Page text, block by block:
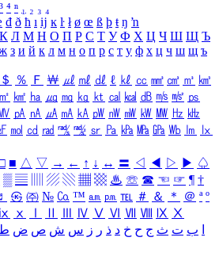
³ ⁴ ⁿ ₁ ₂ ₃ ₄
đ ð ħ ı ĳ ĸ ŀ ł ø œ ß þ ŧ ŋ ŉ
К Л М Н О П Р С Т У Ф Х Ц Ч Ш Щ Ъ
з и й к л м н о п р с т у ф х ц ч ш щ ъ
＄ ％ Ｆ ￦ ㎕ ㎖ ㎗ ℓ ㎘ ㏄ ㎣ ㎤ ㎥ ㎦
㎡ ㎢ ㏊ ㎍ ㎎ ㎏ ㏏ ㎈ ㎉ ㏈ ㎧ ㎨ ㎰
㎹ ㎀ ㎁ ㎂ ㎃ ㎄ ㎺ ㎻ ㎽ ㎾ ㎿ ㎐ ㎑
㏖ ㏅ ㎭ ㎮ ㎯ ㏛ ㎩ ㎪ ㎫ ㎬ ㏝ ㏐
㏓
■ △ ▽ → ← ↑ ↓ ↔ 〓 ◁ ◀ ▷ ▶ ♤
▒ ▤ ▨ ▧ ▦ ▩ ♨ ☏ ☎ ☜ ☞ ¶ †
㉿ ㈜ № ㏇ ™ ㏂ ㏘ ℡ ＃ ＆ ＊ ＠ ª º
ⅸ ⅹ Ⅳ Ⅴ Ⅵ Ⅶ Ⅷ Ⅸ Ⅹ
ب ت ث ج ح خ د ذ ر ز س ش ص ض